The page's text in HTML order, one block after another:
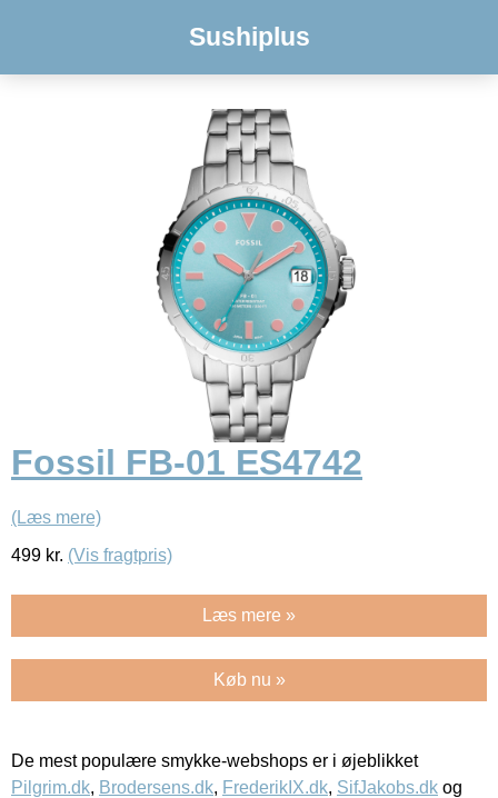
Sushiplus
Fossil FB-01 ES4742
(Læs mere)
499 kr. (Vis fragtpris)
Læs mere »
Køb nu »
De mest populære smykke-webshops er i øjeblikket
Pilgrim.dk, Brodersens.dk, FrederikIX.dk, SifJakobs.dk og